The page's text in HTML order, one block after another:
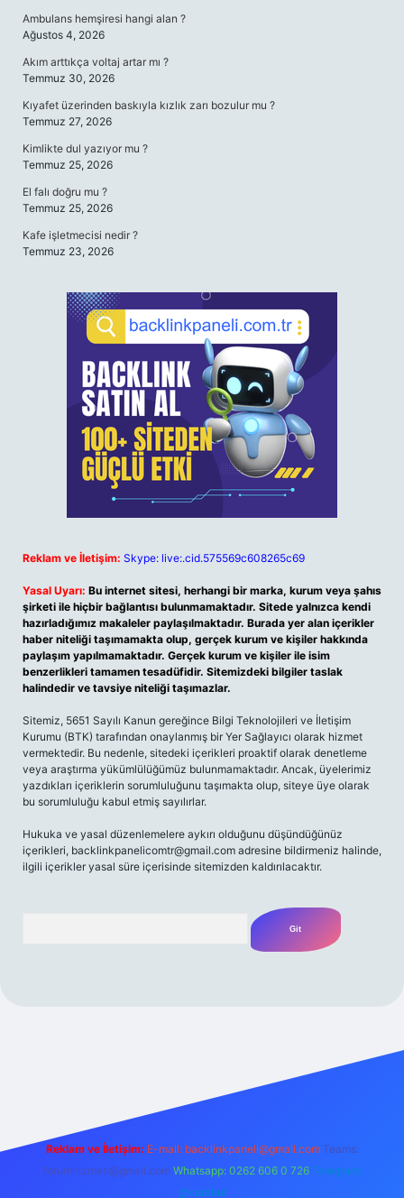
Ambulans hemşiresi hangi alan ?
Ağustos 4, 2026
Akım arttıkça voltaj artar mı ?
Temmuz 30, 2026
Kıyafet üzerinden baskıyla kızlık zarı bozulur mu ?
Temmuz 27, 2026
Kimlikte dul yazıyor mu ?
Temmuz 25, 2026
El falı doğru mu ?
Temmuz 25, 2026
Kafe işletmecisi nedir ?
Temmuz 23, 2026
Reklam ve İletişim: Skype: live:.cid.575569c608265c69
Yasal Uyarı: Bu internet sitesi, herhangi bir marka, kurum veya şahıs
şirketi ile hiçbir bağlantısı bulunmamaktadır. Sitede yalnızca kendi
hazırladığımız makaleler paylaşılmaktadır. Burada yer alan içerikler
haber niteliği taşımamakta olup, gerçek kurum ve kişiler hakkında
paylaşım yapılmamaktadır. Gerçek kurum ve kişiler ile isim
benzerlikleri tamamen tesadüfidir. Sitemizdeki bilgiler taslak
halindedir ve tavsiye niteliği taşımazlar.
Sitemiz, 5651 Sayılı Kanun gereğince Bilgi Teknolojileri ve İletişim
Kurumu (BTK) tarafından onaylanmış bir Yer Sağlayıcı olarak hizmet
vermektedir. Bu nedenle, sitedeki içerikleri proaktif olarak denetleme
veya araştırma yükümlülüğümüz bulunmamaktadır. Ancak, üyelerimiz
yazdıkları içeriklerin sorumluluğunu taşımakta olup, siteye üye olarak
bu sorumluluğu kabul etmiş sayılırlar.
Hukuka ve yasal düzenlemelere aykırı olduğunu düşündüğünüz
içerikleri, backlinkpanelicomtr@gmail.com adresine bildirmeniz halinde,
ilgili içerikler yasal süre içerisinde sitemizden kaldırılacaktır.
Reklam ve İletişim: E-mail: backlinkpaneli@gmail.com Teams:
forumhizmeti@gmail.com Whatsapp: 0262 606 0 726 Telegram:
@karabul